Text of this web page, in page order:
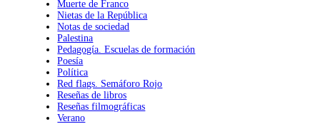
Muerte de Franco
Nietas de la República
Notas de sociedad
Palestina
Pedagogía. Escuelas de formación
Poesía
Política
Red flags. Semáforo Rojo
Reseñas de libros
Reseñas filmográficas
Verano